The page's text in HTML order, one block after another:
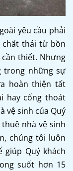
yêu cầu phải
chất thải từ bồn
thiết. Nhưng
trong những sự
hoàn thiện tất
hay cống thoát
vệ sinh của Quý
nhà vệ sinh
chúng tôi luôn
Quý khách
suốt hơn 15